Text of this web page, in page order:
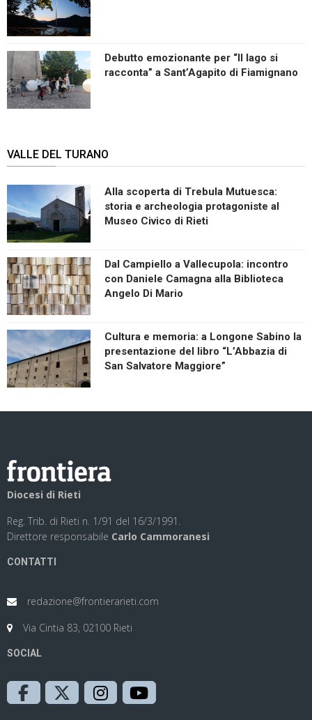
Debutto emozionante per “Il lago si
racconta” a Sant’Agapito di Fiamignano
VALLE DEL TURANO
Alla scoperta di Trebula Mutuesca:
storia e archeologia protagoniste al
Museo Civico di Rieti
Dal Campiello a Vallecupola: incontro
con Daniele Camagna alla Biblioteca
Angelo Di Mario
Cultura e memoria: a Longone Sabino la
presentazione del libro “L’Abbazia di
San Salvatore Maggiore”
Diocesi di Rieti
Reg. Trib. di Rieti n. 1/91 del 16/3/1991.
Direttore responsabile Carlo Cammoranesi
CONTATTI
redazione@frontierarieti.com
Via Cintia 83, 02100 Rieti
SOCIAL